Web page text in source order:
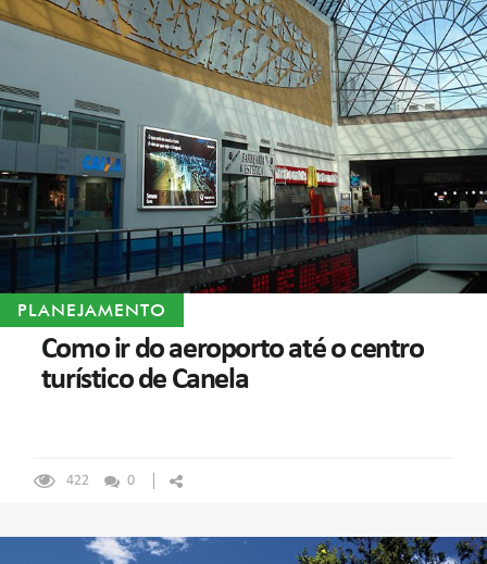
PLANEJAMENTO
Como ir do aeroporto até o centro
turístico de Canela
422 0